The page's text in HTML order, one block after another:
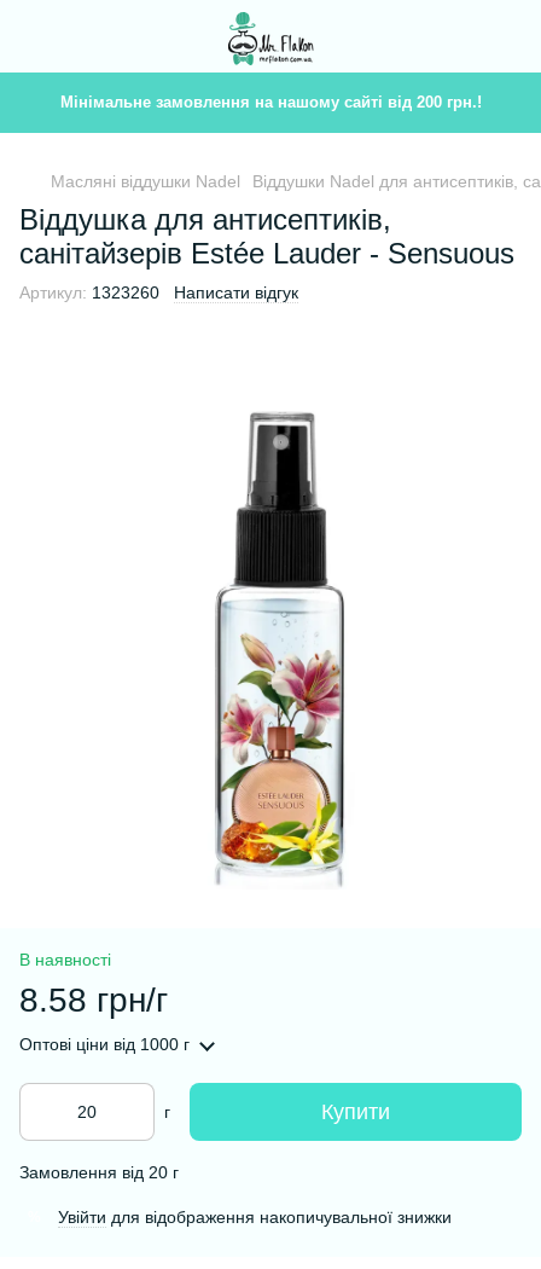
Мінімальне замовлення на нашому сайті від 200 грн.!
Масляні віддушки Nadel Віддушки Nadel для антисептиків,
Віддушка для антисептиків,
санітайзерів Estée Lauder - Sensuous
Артикул: 1323260 Написати відгук
В наявності
8.58 грн/г
Оптові ціни від 1000 г
г Купити
Замовлення від 20 г
Увійти для відображення накопичувальної знижки